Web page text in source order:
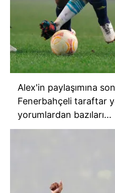
Alex'in paylaşımına
Fenerbahçeli taraftar
yorumlardan bazıları...